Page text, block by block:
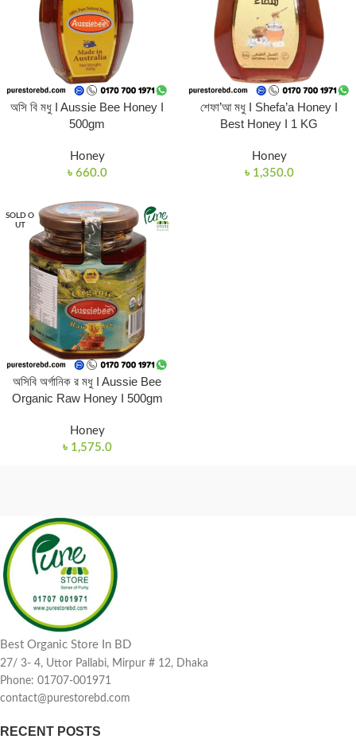
অসি বি মধু I Aussie Bee Honey I
500gm
Honey
৳ 660.0
শেফা’আ মধু I Shefa’a Honey I
Best Honey I 1 KG
Honey
৳ 1,350.0
SOLD O
UT
অসিবি অর্গানিক র মধু I Aussie Bee
Organic Raw Honey I 500gm
Honey
৳ 1,575.0
Best Organic Store In BD
27/ 3- 4, Uttor Pallabi, Mirpur # 12, Dhaka
Phone: 01707-001971
contact@purestorebd.com
RECENT POSTS